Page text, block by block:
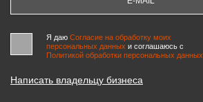
Я даю Согласие на обработку моих
персональных данных и соглашаюсь c
Политикой обработки персональных данных
Написать владельцу бизнеса